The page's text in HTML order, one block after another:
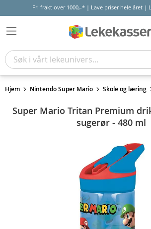
Fri frakt over 1000,-* | Lave priser hele året |
Hjem Nintendo Super Mario Skole og læring
Super Mario Tritan Premium
sugerør - 480 ml